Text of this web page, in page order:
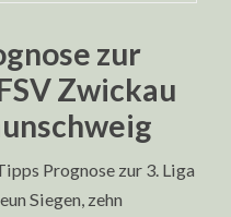
zur
Zwickau
Prognose zur 3. Liga
Siegen, zehn